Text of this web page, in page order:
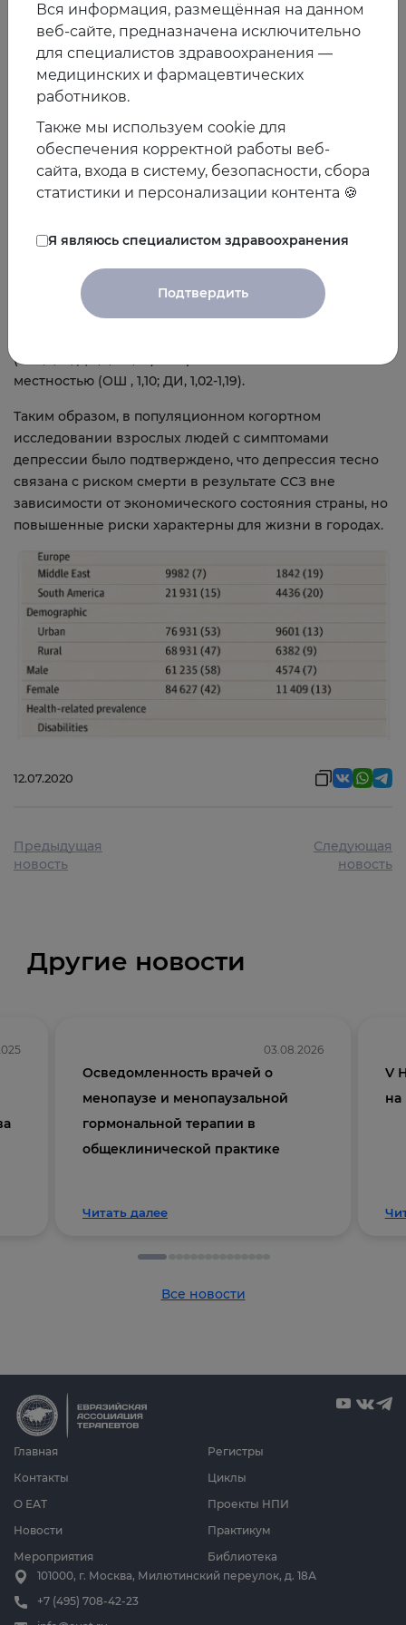
Установлена взаимосвязь между наличием 4 и более
симптомов депрессии со смертностью в результате
ССЗ в 7 различных географических регионах и в
странах на всех экономических уровнях, но более
(ОШ, 1,23; ДИ, 1,13-1,34) по сравнению с сельской
местностью (ОШ , 1,10; ДИ, 1,02-1,19).
Таким образом, в популяционном когортном
исследовании взрослых людей с симптомами
депрессии было подтверждено, что депрессия тесно
связана с риском смерти в результате ССЗ вне
зависимости от экономического состояния страны, но
повышенные риски характерны для жизни в городах.
12.07.2020
Предыдущая
новость
Следующая
новость
Другие новости
03.08.2026
Осведомленность врачей о
менопаузе и менопаузальной
гормональной терапии в
общеклинической практике
Читать далее
V
на
Все новости
Главная
О ЕАТ
Новости
Мероприятия
Циклы
Проекты НПИ
Практикум
Библиотека
Регистры
Контакты
101000, г. Москва, Милютинский переулок, д. 18А
+7 (495) 708-42-23
Вся информация, размещённая на данном
веб-сайте, предназначена исключительно
для специалистов здравоохранения —
медицинских и фармацевтических
работников.
Также мы используем cookie для
обеспечения корректной работы веб-
сайта, входа в систему, безопасности, сбора
статистики и персонализации контента 🍪
Я являюсь специалистом здравоохранения
Подтвердить